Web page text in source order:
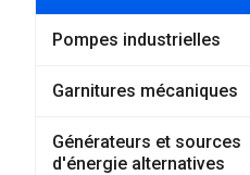
Pompes industrielles
Garnitures mécaniques
Générateurs et sources
d'énergie alternatives